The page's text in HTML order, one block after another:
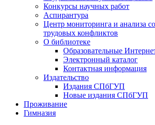
Конкурсы научных работ
Аспирантура
Центр мониторинга и анализа
трудовых конфликтов
О библиотеке
Образовательные
Электронный каталог
Контактная информация
Издательство
Издания СПбГУП
Новые издания СПбГУП
Проживание
Гимназия